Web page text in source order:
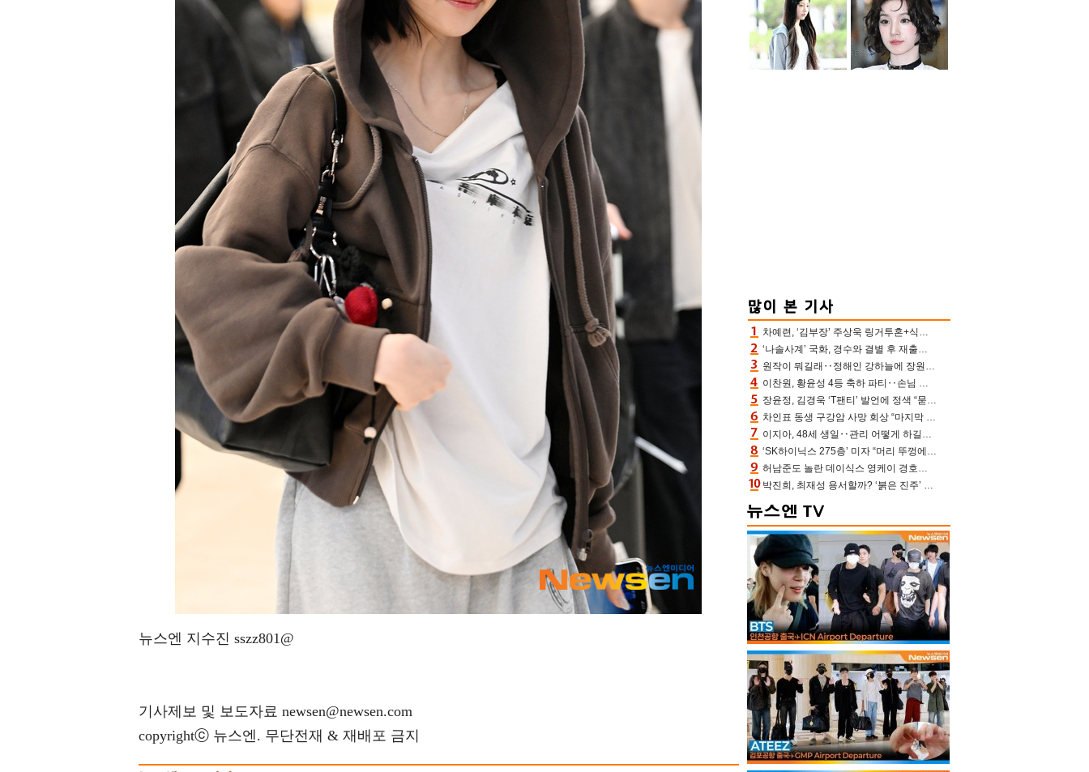
뉴스엔 지수진 sszz801@
기사제보 및 보도자료 newsen@newsen.com
copyrightⓒ 뉴스엔. 무단전재 & 재배포 금지
차예련, ‘김부장’ 주상욱 링거투혼+식스팩 비화 “옷 벗는데 아저씨는 안 된다고”(차장금)
‘나솔사계’ 국화, 경수와 결별 후 재출연…첫인상 3표 몰표
원작이 뭐길래‥정해인 강하늘에 장원영까지 참여한 이 영화
이찬원, 황윤성 4등 축하 파티‥손님 모으려 블랙핑크 지수와 친한 척(편스토랑)[어제TV]
장윤정, 김경욱 ‘T팬티’ 발언에 정색 “묻지 않았는데, 그것도 성희롱”(장공장)
차인표 동생 구강암 사망 회상 “마지막 순간 동생 손 잡아준 신애라, 두고두고 고마워” (신애라이프)
이지아, 48세 생일‥관리 어떻게 하길래 놀라운 동안 미모
‘SK하이닉스 275층’ 미자 “머리 뚜껑에서 사, 주식만 안 해도 돈 버는 것”
허남준도 놀란 데이식스 영케이 경호원병 과거 “그냥 돌았던 놈”
박진희, 최재성 용서할까? ‘붉은 진주’ 오늘(7일) 결말 나온다